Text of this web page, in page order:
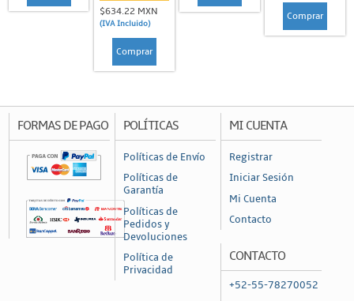
Radios Intrínsecamente Seguros
Radios Móviles
Radios VHF (49-108, 169-216 MHz)
Redes
Networking
Covertidores de Medios
Firewalls y Gateways
Routers y Balanceadores
$634.22 MXN
(IVA Incluido)
Comprar
Comprar
FORMAS DE PAGO POLÍTICAS
Políticas de Envío
Políticas de
Garantía
Políticas de
Pedidos y
Devoluciones
Política de
Privacidad
MI CUENTA
Registrar
Iniciar Sesión
Mi Cuenta
Contacto
CONTACTO
+52-55-78270052